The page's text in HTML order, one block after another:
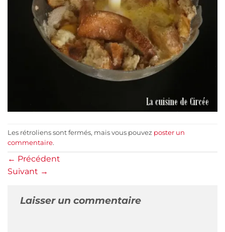
Les rétroliens sont fermés, mais vous pouvez poster un
commentaire.
← Précédent
Suivant →
Laisser un commentaire